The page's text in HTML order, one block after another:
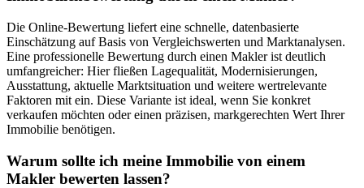
Die Online-Bewertung liefert eine schnelle, datenbasierte
Einschätzung auf Basis von Vergleichswerten und Marktanalysen.
Eine professionelle Bewertung durch einen Makler ist deutlich
umfangreicher: Hier fließen Lagequalität, Modernisierungen,
Ausstattung, aktuelle Marktsituation und weitere wertrelevante
Faktoren mit ein. Diese Variante ist ideal, wenn Sie konkret
verkaufen möchten oder einen präzisen, markgerechten Wert Ihrer
Immobilie benötigen.
Warum sollte ich meine Immobilie von einem
Makler bewerten lassen?